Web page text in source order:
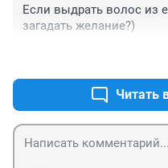
Если выдрать волос из
загадать желание?)
Читать